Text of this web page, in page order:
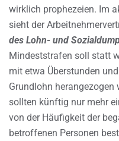
wirklich prophezeien. Im
sieht der
des Lohn- und
Mindeststrafen soll statt
mit etwa Überstunden
Grundlohn herangezogen
sollten künftig nur mehr
von der Häufigkeit der
betroffenen Personen